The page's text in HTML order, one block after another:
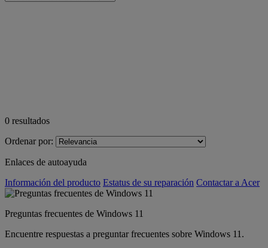
0 resultados
Ordenar por:
Enlaces de autoayuda
Información del producto Estatus de su reparación Contactar a Acer
Preguntas frecuentes de Windows 11
Encuentre respuestas a preguntar frecuentes sobre Windows 11.